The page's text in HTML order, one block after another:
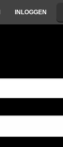
INLOGGEN